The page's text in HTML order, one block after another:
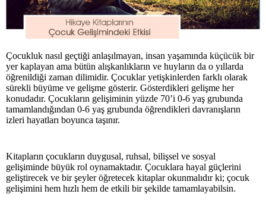
Çocukluk nasıl geçtiği anlaşılmayan, insan yaşamında küçücük bir
yer kaplayan ama bütün alışkanlıkların ve huyların da o yıllarda
öğrenildiği zaman dilimidir. Çocuklar yetişkinlerden farklı olarak
sürekli büyüme ve gelişme gösterir. Gösterdikleri gelişme her
konudadır. Çocukların gelişiminin yüzde 70’i 0-6 yaş grubunda
tamamlandığından 0-6 yaş grubunda öğrendikleri davranışların
izleri hayatları boyunca taşınır.
Kitapların çocukların duygusal, ruhsal, bilişsel ve sosyal
gelişiminde büyük rol oynamaktadır. Çocuklara hayal güçlerini
geliştirecek ve bir şeyler öğretecek kitaplar okunmalıdır ki; çocuk
gelişimini hem hızlı hem de etkili bir şekilde tamamlayabilsin.